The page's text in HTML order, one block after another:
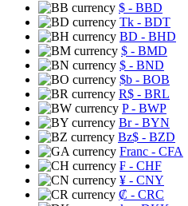
$ - BBD
Tk - BDT
BD - BHD
$ - BMD
$ - BND
$b - BOB
R$ - BRL
P- BWP
Br- BYN
Bz$ - BZD
Franc - CFA
₣ - CHF
¥ - CNY
₡ - CRC